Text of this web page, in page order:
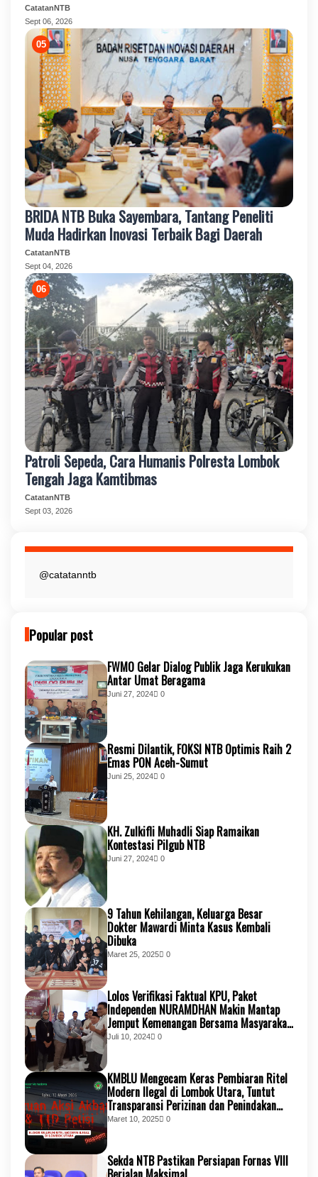
CatatanNTB
Sept 06, 2026
BRIDA NTB Buka Sayembara, Tantang Peneliti
Muda Hadirkan Inovasi Terbaik Bagi Daerah
CatatanNTB
Sept 04, 2026
Patroli Sepeda, Cara Humanis Polresta Lombok
Tengah Jaga Kamtibmas
CatatanNTB
Sept 03, 2026
@catatanntb
Popular post
FWMO Gelar Dialog Publik Jaga Kerukukan
Antar Umat Beragama
Juni 27, 2024 0
Resmi Dilantik, FOKSI NTB Optimis Raih 2
Emas PON Aceh-Sumut
Juni 25, 2024 0
KH. Zulkifli Muhadli Siap Ramaikan
Kontestasi Pilgub NTB
Juni 27, 2024 0
9 Tahun Kehilangan, Keluarga Besar
Dokter Mawardi Minta Kasus Kembali
Dibuka
Maret 25, 2025 0
Lolos Verifikasi Faktual KPU, Paket
Independen NURAMDHAN Makin Mantap
Jemput Kemenangan Bersama Masyarakat
KSB
Juli 10, 2024 0
KMBLU Mengecam Keras Pembiaran Ritel
Modern Ilegal di Lombok Utara, Tuntut
Transparansi Perizinan dan Penindakan
Tegas
Maret 10, 2025 0
Sekda NTB Pastikan Persiapan Fornas VIII